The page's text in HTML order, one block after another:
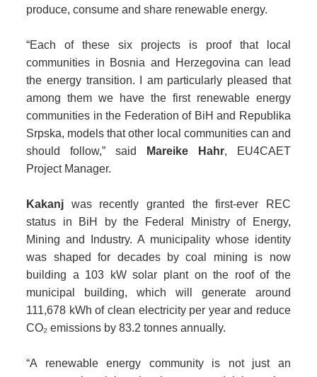
produce, consume and share renewable energy.
“Each of these six projects is proof that local
communities in Bosnia and Herzegovina can lead
the energy transition. I am particularly pleased that
among them we have the first renewable energy
communities in the Federation of BiH and Republika
Srpska, models that other local communities can and
should follow,” said Mareike Hahr, EU4CAET
Project Manager.
Kakanj was recently granted the first-ever REC
status in BiH by the Federal Ministry of Energy,
Mining and Industry. A municipality whose identity
was shaped for decades by coal mining is now
building a 103 kW solar plant on the roof of the
municipal building, which will generate around
111,678 kWh of clean electricity per year and reduce
CO₂ emissions by 83.2 tonnes annually.
“A renewable energy community is not just an